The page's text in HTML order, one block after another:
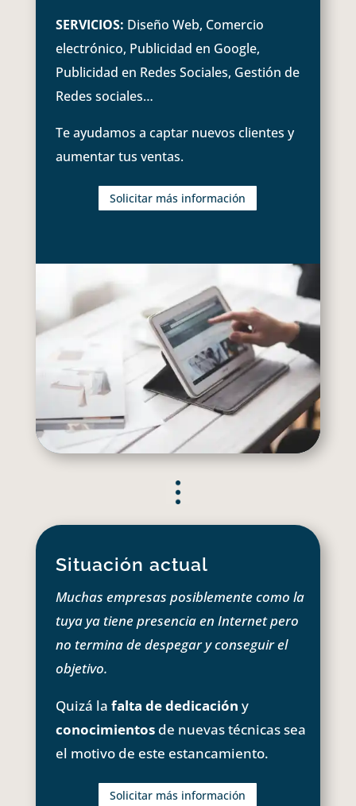
SERVICIOS: Diseño Web, Comercio
electrónico, Publicidad en Google,
Publicidad en Redes Sociales, Gestión de
Redes sociales…
Te ayudamos a captar nuevos clientes y
aumentar tus ventas.
Solicitar más información
Situación actual
Muchas empresas posiblemente como la
tuya ya tiene presencia en Internet pero
no termina de despegar y conseguir el
objetivo.
Quizá la falta de dedicación y
conocimientosde nuevas técnicas sea
el motivo de este estancamiento.
Solicitar más información